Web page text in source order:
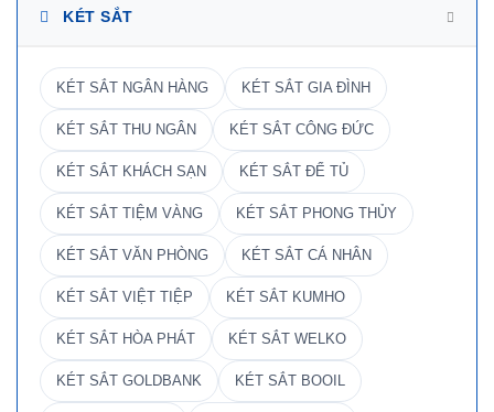
KÉT SẮT
KÉT SẮT NGÂN HÀNG KÉT SẮT GIA ĐÌNH
KÉT SẮT THU NGÂN KÉT SẮT CÔNG ĐỨC
KÉT SẮT KHÁCH SẠN KÉT SẮT ĐỂ TỦ
KÉT SẮT TIỆM VÀNG KÉT SẮT PHONG THỦY
KÉT SẮT VĂN PHÒNG KÉT SẮT CÁ NHÂN
KÉT SẮT VIỆT TIỆP KÉT SẮT KUMHO
KÉT SẮT HÒA PHÁT KÉT SẮT WELKO
KÉT SẮT GOLDBANK KÉT SẮT BOOIL